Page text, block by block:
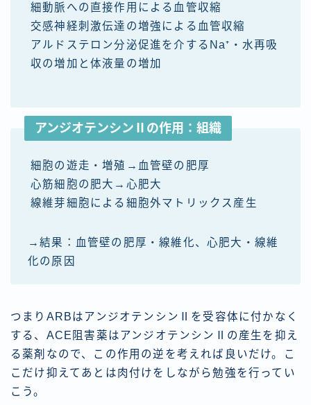
細動脈への直接作用による血管収縮
交感神経刺激伝達の増強による血管収縮
アルドステロン分泌促進を介するNa⁺・水再吸
収の増加と体液量の増加
アンジオテンシンⅡの作用：組織
細胞の遊走・増殖→血管壁の肥厚
心筋細胞の肥大→心肥大
線維芽細胞による細胞外マトリックス産生
→結果：血管壁の肥厚・線維化、心肥大・線維
化の原因
つまりARBはアンジオテンシンⅡを受容体に付かなく
する、ACE阻害薬はアンジオテンシンⅡの産生を抑え
る薬剤なので、この作用の逆を考えれば良いだけ。こ
こだけ抑えてあとは肉付けをしながら勉強を行ってい
こう。